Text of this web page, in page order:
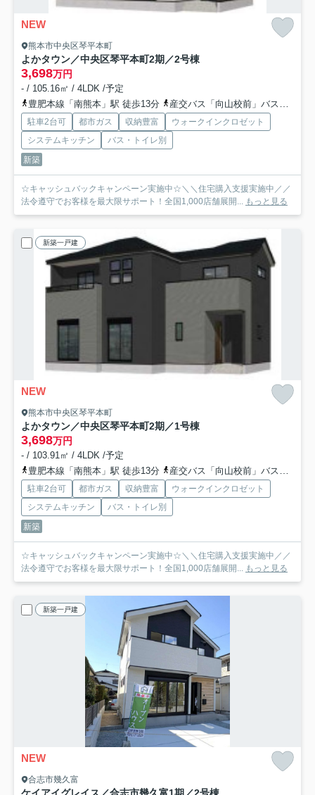
NEW
熊本市中央区琴平本町
よかタウン／中央区琴平本町2期／2号棟
3,698万円
- / 105.16㎡ / 4LDK /予定
豊肥本線「南熊本」駅 徒歩13分
産交バス「向山校前」バス停下車 徒歩5分
駐車2台可 都市ガス 収納豊富
ウォークインクロゼット
システムキッチン
バス・トイレ別
新築
☆キャッシュバックキャンペーン実施中☆＼＼住宅購入支援実施中／／
法令遵守でお客様を最大限サポート！全国1,000店舗展開... もっと見る
新築一戸建
NEW
熊本市中央区琴平本町
よかタウン／中央区琴平本町2期／1号棟
3,698万円
- / 103.91㎡ / 4LDK /予定
豊肥本線「南熊本」駅 徒歩13分
産交バス「向山校前」バス停下車 徒歩5分
駐車2台可 都市ガス 収納豊富
ウォークインクロゼット
システムキッチン
バス・トイレ別
新築
☆キャッシュバックキャンペーン実施中☆＼＼住宅購入支援実施中／／
法令遵守でお客様を最大限サポート！全国1,000店舗展開... もっと見る
新築一戸建
NEW
合志市幾久富